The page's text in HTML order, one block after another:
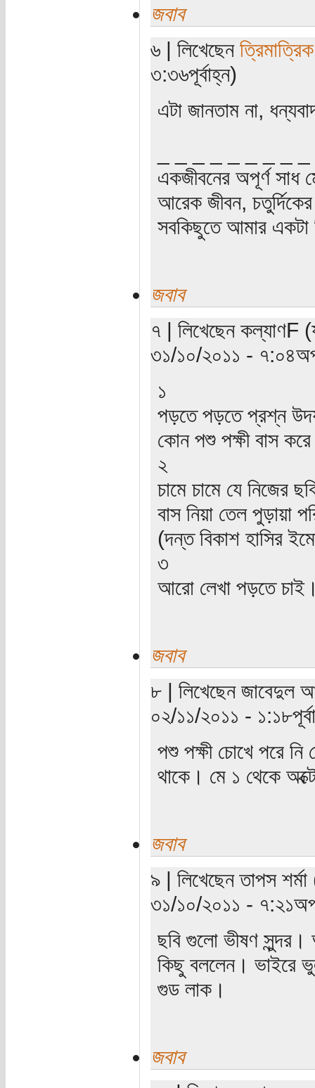
জবাব
৬ | লিখেছেন
৩:৩৬পূর্বাহ্ন)
এটা জানতাম না,
একজীবনের অপূর্ণ সাধ
আরেক জীবন, চতুর্দিকের
সবকিছুতে আমার একটা
জবাব
৭ | লিখেছেন কল্যাণF
৩১/১০/২০১১ -
১
পড়তে পড়তে প্রশ্ন উদয়
কোন পশু পক্ষী বাস করে
২
চামে চামে যে নিজের
বাস নিয়া তেল পুড়ায়া
(দন্ত বিকাশ হাসির
৩
আরো লেখা পড়তে
জবাব
৮ | লিখেছেন জাবেদুল
০২/১১/২০১১ -
পশু পক্ষী চোখে পরে
থাকে। মে ১ থেকে
জবাব
৯ | লিখেছেন তাপস
৩১/১০/২০১১ -
ছবি গুলো ভীষণ সুন্দর।
কিছু বললেন। ভাইরে
গুড লাক।
জবাব